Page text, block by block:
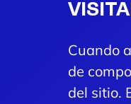
Cuando
de
del sitio.